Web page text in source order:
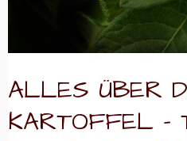
ALLES ÜBER
KARTOFFEL –